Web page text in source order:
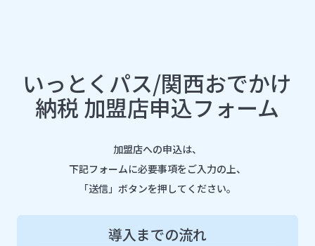
いっとくパス/関西おでかけ
納税 加盟店申込フォーム
加盟店への申込は、
下記フォームに必要事項をご入力の上、
「送信」ボタンを押してください。
導入までの流れ